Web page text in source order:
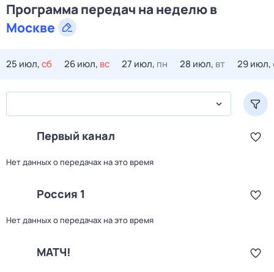
Программа передач на неделюв
Москве
25 июл,сб 26 июл, вс 27 июл, пн 28 июл, вт 29 июл,
Первый канал
Нет данных о передачах на это время
Россия 1
Нет данных о передачах на это время
МАТЧ!